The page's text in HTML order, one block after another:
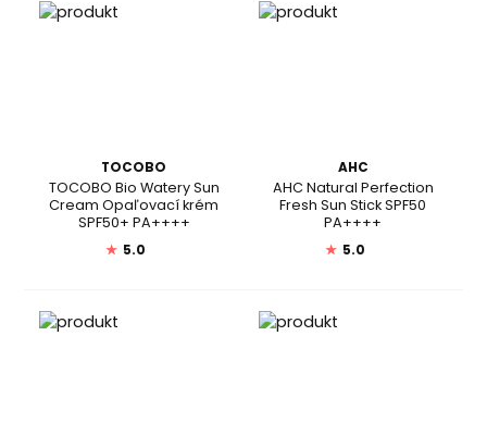
TOCOBO
TOCOBO Bio Watery Sun
Cream Opaľovací krém
SPF50+ PA++++
★ 5.0
AHC
AHC Natural Perfection
Fresh Sun Stick SPF50
PA++++
★ 5.0